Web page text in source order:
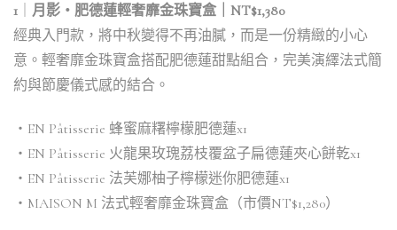
1
月影・肥德蓮輕奢靡金珠寶盒｜NT$1,380
經典入門款，將中秋變得不再油膩，而是一份精緻的小心
意。輕奢靡金珠寶盒搭配肥德蓮甜點組合，完美演繹法式簡
約與節慶儀式感的結合。
・EN Pâtisserie 蜂蜜麻糬檸檬肥德蓮x1
・EN Pâtisserie 火龍果玫瑰荔枝覆盆子扁德蓮夾心餅乾x1
・EN Pâtisserie 法芙娜柚子檸檬迷你肥德蓮x1
・MAISON M 法式輕奢靡金珠寶盒（市價NT$1,280）